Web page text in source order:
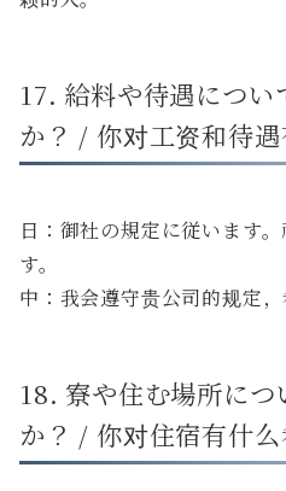
17. 給料や待遇につい
か？ / 你对工资和待
日：御社の規定に従います
す。
中：我会遵守贵公司的规定，
18. 寮や住む場所に
か？ / 你对住宿有什么